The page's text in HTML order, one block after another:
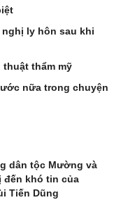
ly hôn sau khi
thẩm mỹ
nữa trong chuyện
dân tộc Mường và
đến khó tin của
Tiến Dũng